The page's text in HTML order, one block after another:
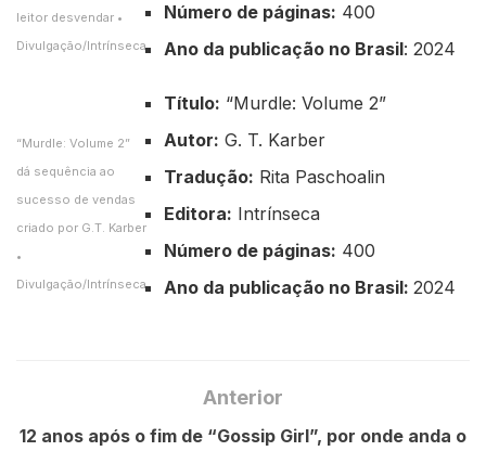
leitor desvendar •
Divulgação/Intrínseca
Número de páginas: 400
Ano da publicação no Brasil: 2024
“Murdle: Volume 2”
dá sequência ao
sucesso de vendas
criado por G.T. Karber
•
Divulgação/Intrínseca
Título: “Murdle: Volume 2”
Autor: G. T. Karber
Tradução: Rita Paschoalin
Editora: Intrínseca
Número de páginas: 400
Ano da publicação no Brasil: 2024
Anterior
12 anos após o fim de “Gossip Girl”, por onde anda o